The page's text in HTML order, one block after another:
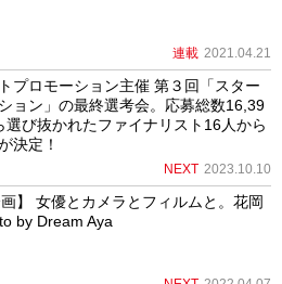
連載 2021.04.21
プロモーション主催 第３回「スター
ョン」の最終選考会。応募総数16,39
選び抜かれたファイナリスト16人から
決定！
NEXT 2023.10.10
画】 女優とカメラとフィルムと。花岡
by Dream Aya